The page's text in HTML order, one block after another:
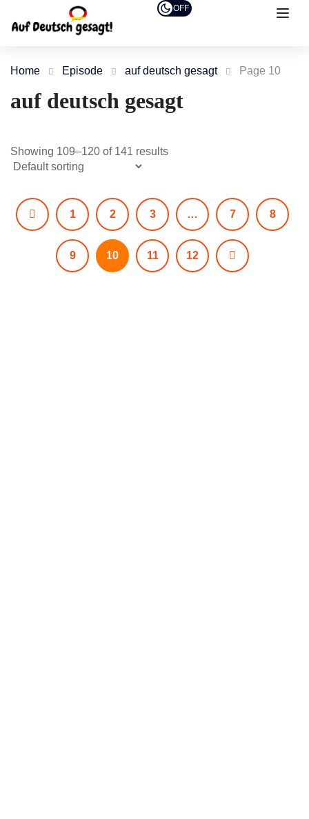
OFF
Home Episode auf deutsch gesagt Page 10
auf deutsch gesagt
Showing 109–120 of 141 results
1 2 3 … 7 8
9 10 11 12